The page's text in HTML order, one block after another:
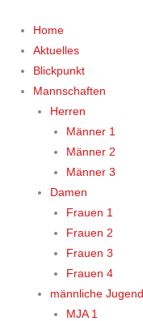
Inhalt
springen
Home
Aktuelles
Blickpunkt
Mannschaften
Herren
Männer 1
Männer 2
Männer 3
Damen
Frauen 1
Frauen 2
Frauen 3
Frauen 4
männliche Jugend
MJA 1